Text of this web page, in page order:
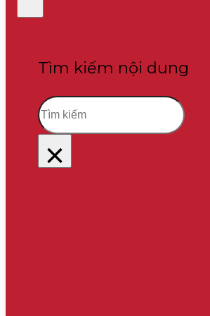
Tìm kiếm nội dung
Tìm
kiếm
×